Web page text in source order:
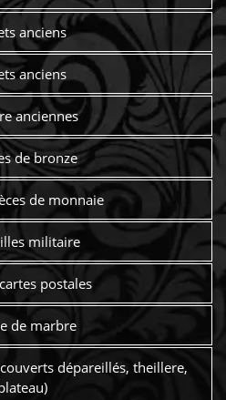
anciens
anciens
anciennes
de bronze
de monnaie
militaire
postales
de marbre
dépareillés, theillere,